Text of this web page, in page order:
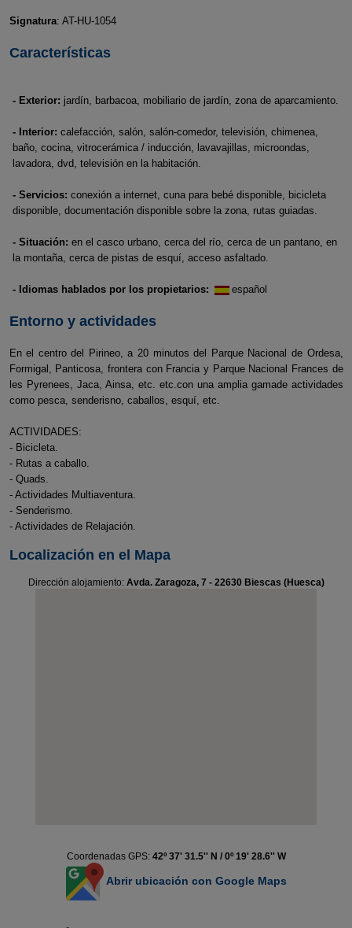
Signatura: AT-HU-1054
Características
- Exterior: jardín, barbacoa, mobiliario de jardín, zona de aparcamiento.
- Interior: calefacción, salón, salón-comedor, televisión, chimenea,
baño, cocina, vitrocerámica / inducción, lavavajillas, microondas,
lavadora, dvd, televisión en la habitación.
- Servicios: conexión a internet, cuna para bebé disponible, bicicleta
disponible, documentación disponible sobre la zona, rutas guiadas.
- Situación: en el casco urbano, cerca del río, cerca de un pantano, en
la montaña, cerca de pistas de esquí, acceso asfaltado.
- Idiomas hablados por los propietarios: español
Entorno y actividades
En el centro del Pirineo, a 20 minutos del Parque Nacional de Ordesa,
Formigal, Panticosa, frontera con Francia y Parque Nacional Frances de
les Pyrenees, Jaca, Ainsa, etc. etc.con una amplia gamade actividades
como pesca, senderisno, caballos, esquí, etc.
ACTIVIDADES:
- Bicicleta.
- Rutas a caballo.
- Quads.
- Actividades Multiaventura.
- Senderismo.
- Actividades de Relajación.
Localización en el Mapa
Dirección alojamiento: Avda. Zaragoza, 7 - 22630 Biescas (Huesca)
Coordenadas GPS: 42º 37' 31.5'' N / 0º 19' 28.6'' W
Abrir ubicación con Google Maps